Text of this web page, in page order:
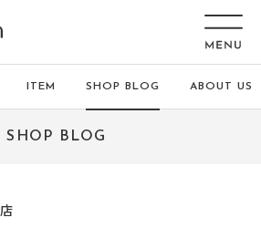
ITEM SHOP BLOG ABOUT US
SHOP BLOG